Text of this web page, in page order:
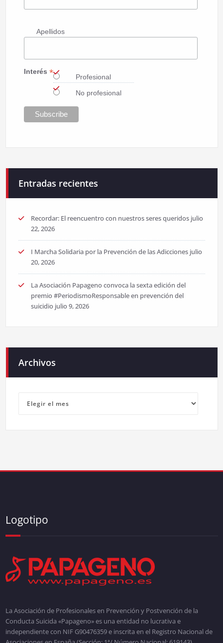
Apellidos
Interés *
Profesional
No profesional
Entradas recientes
Recordar: El reencuentro con nuestros seres queridos julio
22, 2026
I Marcha Solidaria por la Prevención de las Adicciones julio
20, 2026
La Asociación Papageno convoca la sexta edición del
premio #PeriodismoResponsable en prevención del
suicidio julio 9, 2026
Archivos
Logotipo
La Asociación de Profesionales en Prevención y Postvención de la
Conducta Suicida «Papageno» es una entidad no lucrativa e
independiente con NIF G90476359 e inscrita en el Registro Nacional de